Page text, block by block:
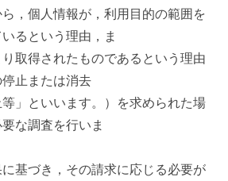
，個人情報が，利用目的の範囲を
るという理由，ま
取得されたものであるという理由
止または消去
等」といいます。）を求められた場
な調査を行いま
基づき，その請求に応じる必要が